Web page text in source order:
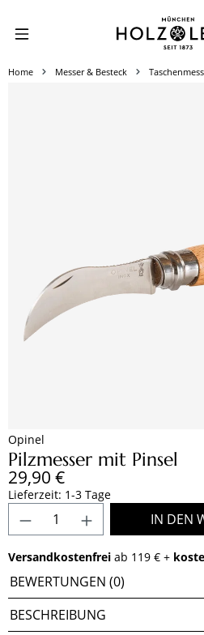
Zum Hauptinhalt springen
Home Messer & Besteck
Opinel
Pilzmesser mit Pinsel
Regulärer Preis:
29,90 €
Lieferzeit: 1-3 Tage
Produkt Anzahl: Gib
IN DEN
Versandkostenfrei ab 119 € +
BEWERTUNGEN (0)
BESCHREIBUNG